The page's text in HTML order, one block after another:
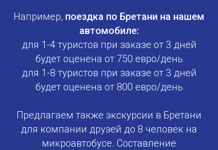
Например, поездка по Бретани на нашем
автомобиле:
для 1-4 туристов при заказе от 3 дней
будет оценена от 750 евро/день
для 1-8 туристов при заказе от 3 дней
будет оценена от 800 евро/день
Предлагаем также экскурсии в Бретани
для компании друзей до 8 человек на
микроавтобусе. Составление